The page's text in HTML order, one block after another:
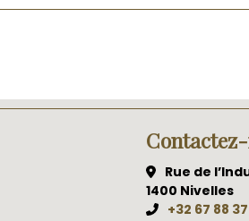
Rue de
1400 Nivelles
+32 67 88 37